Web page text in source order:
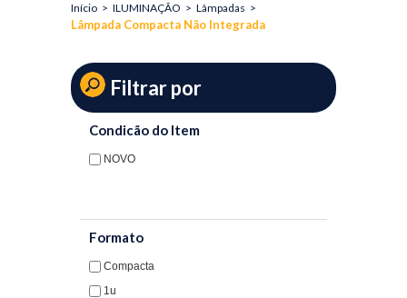
PROMOÇÃO
Lâmpadas
Lâmpada Eletrônica
Lâmpada Halógena AR
Lâmpada Halógena Cápsula
Início > ILUMINAÇÃO > Lâmpadas >
Lâmpada Compacta Não Integrada
Filtrar por
Condicão do Item
NOVO
Formato
Compacta
1u